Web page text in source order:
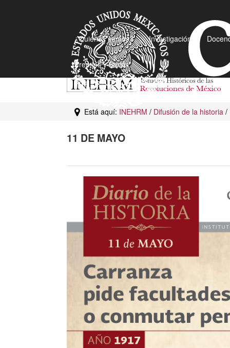
¿Quiénes somos? Investigación
Premios y Becas
Está aquí: INEHRM / Difusión de la historia /
11 DE MAYO